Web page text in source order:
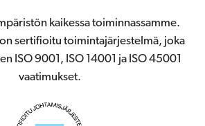
kaikessa toiminnassamme.
on sertifioitu toimintajärjestelmä, joka
ISO 9001, ISO 14001 ja ISO 45001
vaatimukset.